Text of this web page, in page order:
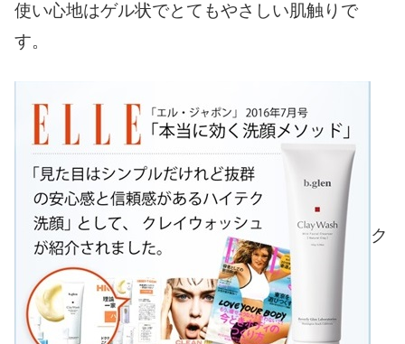
使い心地はゲル状でとてもやさしい肌触りで
す。
ク